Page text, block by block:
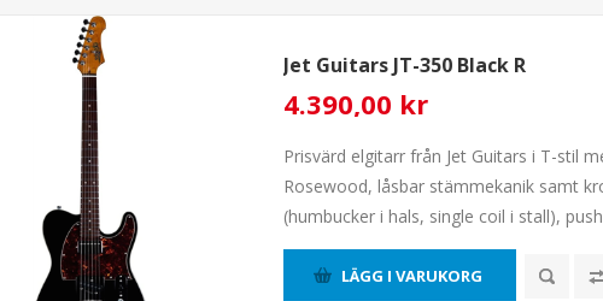
Jet Guitars JT-350 Black R
4.390,00 kr
Prisvärd elgitarr från Jet Guitars i T-stil
Rosewood, låsbar stämmekanik samt
(humbucker i hals, single coil i stall),
LÄGG I VARUKORG